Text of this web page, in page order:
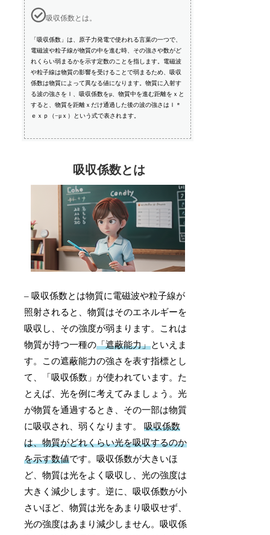
吸収係数とは。
「吸収係数」は、原子力発電で使われる言葉の一つで、
電磁波や粒子線が物質の中を進む時、その強さや数がど
れくらい弱まるかを示す定数のことを指します。電磁波
や粒子線は物質の影響を受けることで弱まるため、吸収
係数は物質によって異なる値になります。物質に入射す
る波の強さをＩ、吸収係数をμ、物質中を進む距離をｘと
すると、物質を距離ｘだけ通過した後の波の強さはＩ＊
ｅｘｐ（−μｘ）という式で表されます。
吸収係数とは
– 吸収係数とは物質に電磁波や粒子線が
照射されると、物質はそのエネルギーを
吸収し、その強度が弱まります。これは
物質が持つ一種の「遮蔽能力」といえま
す。この遮蔽能力の強さを表す指標とし
て、「吸収係数」が使われています。た
とえば、光を例に考えてみましょう。光
が物質を通過するとき、その一部は物質
に吸収され、弱くなります。吸収係数
は、物質がどれくらい光を吸収するのか
を示す数値です。吸収係数が大きいほ
ど、物質は光をよく吸収し、光の強度は
大きく減少します。逆に、吸収係数が小
さいほど、物質は光をあまり吸収せず、
光の強度はあまり減少しません。吸収係